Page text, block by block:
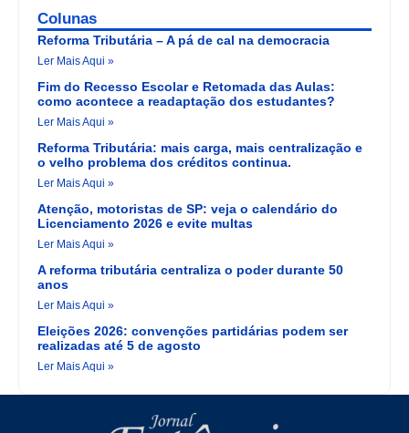
Colunas
Reforma Tributária – A pá de cal na democracia
Ler Mais Aqui »
Fim do Recesso Escolar e Retomada das Aulas:
como acontece a readaptação dos estudantes?
Ler Mais Aqui »
Reforma Tributária: mais carga, mais centralização e
o velho problema dos créditos continua.
Ler Mais Aqui »
Atenção, motoristas de SP: veja o calendário do
Licenciamento 2026 e evite multas
Ler Mais Aqui »
A reforma tributária centraliza o poder durante 50
anos
Ler Mais Aqui »
Eleições 2026: convenções partidárias podem ser
realizadas até 5 de agosto
Ler Mais Aqui »